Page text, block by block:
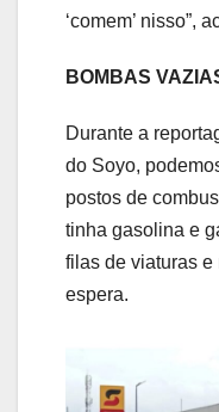
‘comem’ nisso”,
BOMBAS
Durante a
do Soyo,
postos de
tinha gasolina e
filas de viaturas e
espera.